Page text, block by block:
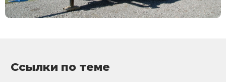
Ссылки по теме